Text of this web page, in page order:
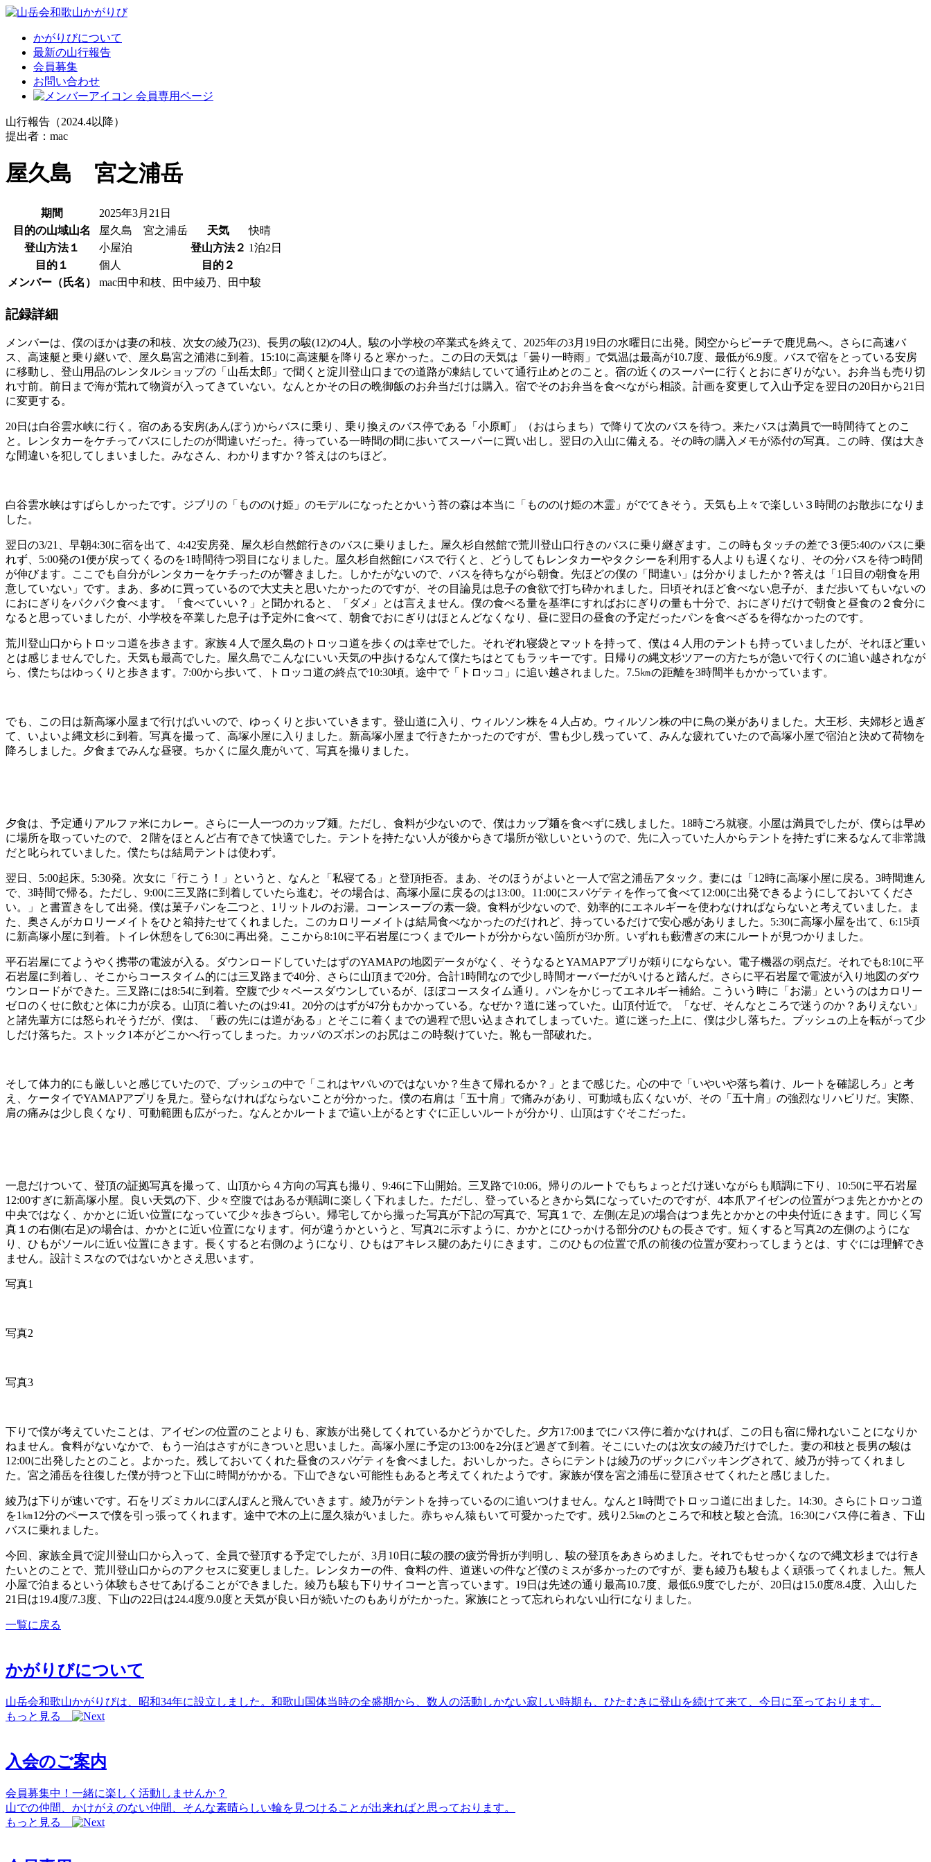
かがりびについて
最新の山行報告
会員募集
お問い合わせ
会員専用ページ
山行報告（2024.4以降）
提出者：mac
屋久島 宮之浦岳
期間
2025年3月21日
目的の山域山名
屋久島 宮之浦岳 天気
快晴
登山方法１
小屋泊 登山方法２ 1泊2日
目的１
個人
目的２
メンバー（氏名）
mac田中和枝、田中綾乃、田中駿
記録詳細
メンバーは、僕のほかは妻の和枝、次女の綾乃(23)、長男の駿(12)の4人。駿の小学校の卒業式を終えて、2025年の3月19日の水曜日に出発。関空からピーチで鹿児島へ。さらに高速バ
ス、高速艇と乗り継いで、屋久島宮之浦港に到着。15:10に高速艇を降りると寒かった。この日の天気は「曇り一時雨」で気温は最高が10.7度、最低が6.9度。バスで宿をとっている安房
に移動し、登山用品のレンタルショップの「山岳太郎」で聞くと淀川登山口までの道路が凍結していて通行止めとのこと。宿の近くのスーパーに行くとおにぎりがない。お弁当も売り切
れ寸前。前日まで海が荒れて物資が入ってきていない。なんとかその日の晩御飯のお弁当だけは購入。宿でそのお弁当を食べながら相談。計画を変更して入山予定を翌日の20日から21日
に変更する。
20日は白谷雲水峡に行く。宿のある安房(あんぼう)からバスに乗り、乗り換えのバス停である「小原町」（おはらまち）で降りて次のバスを待つ。来たバスは満員で一時間待てとのこ
と。レンタカーをケチってバスにしたのが間違いだった。待っている一時間の間に歩いてスーパーに買い出し。翌日の入山に備える。その時の購入メモが添付の写真。この時、僕は大き
な間違いを犯してしまいました。みなさん、わかりますか？答えはのちほど。
白谷雲水峡はすばらしかったです。ジブリの「もののけ姫」のモデルになったとかいう苔の森は本当に「もののけ姫の木霊」がでてきそう。天気も上々で楽しい３時間のお散歩になりま
した。
翌日の3/21、早朝4:30に宿を出て、4:42安房発、屋久杉自然館行きのバスに乗りました。屋久杉自然館で荒川登山口行きのバスに乗り継ぎます。この時もタッチの差で３便5:40のバスに乗
れず、5:00発の1便が戻ってくるのを1時間待つ羽目になりました。屋久杉自然館にバスで行くと、どうしてもレンタカーやタクシーを利用する人よりも遅くなり、その分バスを待つ時間
が伸びます。ここでも自分がレンタカーをケチったのが響きました。しかたがないので、バスを待ちながら朝食。先ほどの僕の「間違い」は分かりましたか？答えは「1日目の朝食を用
意していない」です。まあ、多めに買っているので大丈夫と思いたかったのですが、その目論見は息子の食欲で打ち砕かれました。日頃それほど食べない息子が、まだ歩いてもいないの
におにぎりをパクパク食べます。「食べていい？」と聞かれると、「ダメ」とは言えません。僕の食べる量を基準にすればおにぎりの量も十分で、おにぎりだけで朝食と昼食の２食分に
なると思っていましたが、小学校を卒業した息子は予定外に食べて、朝食でおにぎりはほとんどなくなり、昼に翌日の昼食の予定だったパンを食べざるを得なかったのです。
荒川登山口からトロッコ道を歩きます。家族４人で屋久島のトロッコ道を歩くのは幸せでした。それぞれ寝袋とマットを持って、僕は４人用のテントも持っていましたが、それほど重い
とは感じませんでした。天気も最高でした。屋久島でこんなにいい天気の中歩けるなんて僕たちはとてもラッキーです。日帰りの縄文杉ツアーの方たちが急いで行くのに追い越されなが
ら、僕たちはゆっくりと歩きます。7:00から歩いて、トロッコ道の終点で10:30頃。途中で「トロッコ」に追い越されました。7.5㎞の距離を3時間半もかかっています。
でも、この日は新高塚小屋まで行けばいいので、ゆっくりと歩いていきます。登山道に入り、ウィルソン株を４人占め。ウィルソン株の中に鳥の巣がありました。大王杉、夫婦杉と過ぎ
て、いよいよ縄文杉に到着。写真を撮って、高塚小屋に入りました。新高塚小屋まで行きたかったのですが、雪も少し残っていて、みんな疲れていたので高塚小屋で宿泊と決めて荷物を
降ろしました。夕食までみんな昼寝。ちかくに屋久鹿がいて、写真を撮りました。
夕食は、予定通りアルファ米にカレー。さらに一人一つのカップ麺。ただし、食料が少ないので、僕はカップ麺を食べずに残しました。18時ごろ就寝。小屋は満員でしたが、僕らは早め
に場所を取っていたので、２階をほとんど占有できて快適でした。テントを持たない人が後からきて場所が欲しいというので、先に入っていた人からテントを持たずに来るなんて非常識
だと叱られていました。僕たちは結局テントは使わず。
翌日、5:00起床。5:30発。次女に「行こう！」というと、なんと「私寝てる」と登頂拒否。まあ、そのほうがよいと一人で宮之浦岳アタック。妻には「12時に高塚小屋に戻る。3時間進ん
で、3時間で帰る。ただし、9:00に三叉路に到着していたら進む。その場合は、高塚小屋に戻るのは13:00。11:00にスパゲティを作って食べて12:00に出発できるようにしておいてくださ
い。」と書置きをして出発。僕は菓子パンを二つと、1リットルのお湯。コーンスープの素一袋。食料が少ないので、効率的にエネルギーを使わなければならないと考えていました。ま
た、奥さんがカロリーメイトをひと箱持たせてくれました。このカロリーメイトは結局食べなかったのだけれど、持っているだけで安心感がありました。5:30に高塚小屋を出て、6:15頃
に新高塚小屋に到着。トイレ休憩をして6:30に再出発。ここから8:10に平石岩屋につくまでルートが分からない箇所が3か所。いずれも藪漕ぎの末にルートが見つかりました。
平石岩屋にてようやく携帯の電波が入る。ダウンロードしていたはずのYAMAPの地図データがなく、そうなるとYAMAPアプリが頼りにならない。電子機器の弱点だ。それでも8:10に平
石岩屋に到着し、そこからコースタイム的には三叉路まで40分、さらに山頂まで20分。合計1時間なので少し時間オーバーだがいけると踏んだ。さらに平石岩屋で電波が入り地図のダウ
ウンロードができた。三叉路には8:54に到着。空腹で少々ペースダウンしているが、ほぼコースタイム通り。パンをかじってエネルギー補給。こういう時に「お湯」というのはカロリー
ゼロのくせに飲むと体に力が戻る。山頂に着いたのは9:41。20分のはずが47分もかかっている。なぜか？道に迷っていた。山頂付近で。「なぜ、そんなところで迷うのか？ありえない」
と諸先輩方には怒られそうだが、僕は、「藪の先には道がある」とそこに着くまでの過程で思い込まされてしまっていた。道に迷った上に、僕は少し落ちた。ブッシュの上を転がって少
しだけ落ちた。ストック1本がどこかへ行ってしまった。カッパのズボンのお尻はこの時裂けていた。靴も一部破れた。
そして体力的にも厳しいと感じていたので、ブッシュの中で「これはヤバいのではないか？生きて帰れるか？」とまで感じた。心の中で「いやいや落ち着け、ルートを確認しろ」と考
え、ケータイでYAMAPアプリを見た。登らなければならないことが分かった。僕の右肩は「五十肩」で痛みがあり、可動域も広くないが、その「五十肩」の強烈なリハビリだ。実際、
肩の痛みは少し良くなり、可動範囲も広がった。なんとかルートまで這い上がるとすぐに正しいルートが分かり、山頂はすぐそこだった。
一息だけついて、登頂の証拠写真を撮って、山頂から４方向の写真も撮り、9:46に下山開始。三叉路で10:06。帰りのルートでもちょっとだけ迷いながらも順調に下り、10:50に平石岩屋
12:00すぎに新高塚小屋。良い天気の下、少々空腹ではあるが順調に楽しく下れました。ただし、登っているときから気になっていたのですが、4本爪アイゼンの位置がつま先とかかとの
中央ではなく、かかとに近い位置になっていて少々歩きづらい。帰宅してから撮った写真が下記の写真で、写真１で、左側(左足)の場合はつま先とかかとの中央付近にきます。同じく写
真１の右側(右足)の場合は、かかとに近い位置になります。何が違うかというと、写真2に示すように、かかとにひっかける部分のひもの長さです。短くすると写真2の左側のようにな
り、ひもがソールに近い位置にきます。長くすると右側のようになり、ひもはアキレス腱のあたりにきます。このひもの位置で爪の前後の位置が変わってしまうとは、すぐには理解でき
ません。設計ミスなのではないかとさえ思います。
写真1
写真2
写真3
下りで僕が考えていたことは、アイゼンの位置のことよりも、家族が出発してくれているかどうかでした。夕方17:00までにバス停に着かなければ、この日も宿に帰れないことになりか
ねません。食料がないなかで、もう一泊はさすがにきついと思いました。高塚小屋に予定の13:00を2分ほど過ぎて到着。そこにいたのは次女の綾乃だけでした。妻の和枝と長男の駿は
12:00に出発したとのこと。よかった。残しておいてくれた昼食のスパゲティを食べました。おいしかった。さらにテントは綾乃のザックにパッキングされて、綾乃が持ってくれまし
た。宮之浦岳を往復した僕が持つと下山に時間がかかる。下山できない可能性もあると考えてくれたようです。家族が僕を宮之浦岳に登頂させてくれたと感じました。
綾乃は下りが速いです。石をリズミカルにぽんぽんと飛んでいきます。綾乃がテントを持っているのに追いつけません。なんと1時間でトロッコ道に出ました。14:30。さらにトロッコ道
を1㎞12分のペースで僕を引っ張ってくれます。途中で木の上に屋久猿がいました。赤ちゃん猿もいて可愛かったです。残り2.5㎞のところで和枝と駿と合流。16:30にバス停に着き、下山
バスに乗れました。
今回、家族全員で淀川登山口から入って、全員で登頂する予定でしたが、3月10日に駿の腰の疲労骨折が判明し、駿の登頂をあきらめました。それでもせっかくなので縄文杉までは行き
たいとのことで、荒川登山口からのアクセスに変更しました。レンタカーの件、食料の件、道迷いの件など僕のミスが多かったのですが、妻も綾乃も駿もよく頑張ってくれました。無人
小屋で泊まるという体験もさせてあげることができました。綾乃も駿も下りサイコーと言っています。19日は先述の通り最高10.7度、最低6.9度でしたが、20日は15.0度/8.4度、入山した
21日は19.4度/7.3度、下山の22日は24.4度/9.0度と天気が良い日が続いたのもありがたかった。家族にとって忘れられない山行になりました。
一覧に戻る
かがりびについて
山岳会和歌山かがりびは、昭和34年に設立しました。和歌山国体当時の全盛期から、数人の活動しかない寂しい時期も、ひたむきに登山を続けて来て、今日に至っております。
もっと見る
入会のご案内
会員募集中！一緒に楽しく活動しませんか？
山での仲間、かけがえのない仲間、そんな素晴らしい輪を見つけることが出来ればと思っております。
もっと見る